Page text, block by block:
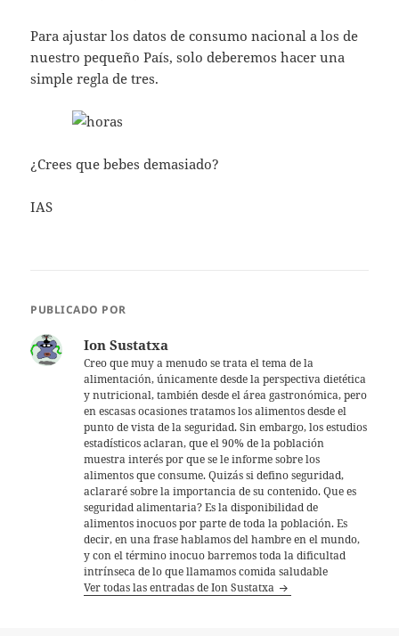
Para ajustar los datos de consumo nacional a los de
nuestro pequeño País, solo deberemos hacer una
simple regla de tres.
¿Crees que bebes demasiado?
IAS
PUBLICADO POR
Ion Sustatxa
Creo que muy a menudo se trata el tema de la
alimentación, únicamente desde la perspectiva dietética
y nutricional, también desde el área gastronómica, pero
en escasas ocasiones tratamos los alimentos desde el
punto de vista de la seguridad. Sin embargo, los estudios
estadísticos aclaran, que el 90% de la población
muestra interés por que se le informe sobre los
alimentos que consume. Quizás si defino seguridad,
aclararé sobre la importancia de su contenido. Que es
seguridad alimentaria? Es la disponibilidad de
alimentos inocuos por parte de toda la población. Es
decir, en una frase hablamos del hambre en el mundo,
y con el término inocuo barremos toda la dificultad
intrínseca de lo que llamamos comida saludable
Ver todas las entradas de Ion Sustatxa